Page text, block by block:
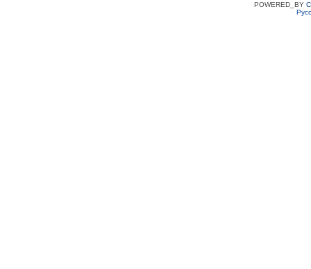
POWERED_BY